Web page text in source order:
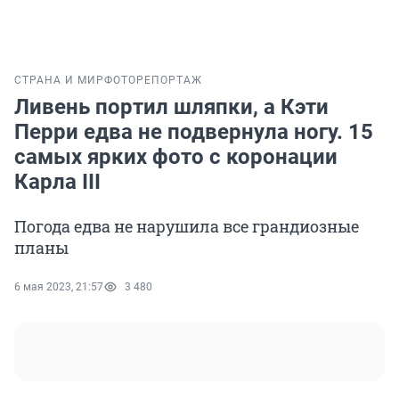
СТРАНА И МИРФОТОРЕПОРТАЖ
Ливень портил шляпки, а Кэти
Перри едва не подвернула ногу. 15
самых ярких фото с коронации
Карла III
Погода едва не нарушила все грандиозные
планы
6 мая 2023, 21:57 3 480